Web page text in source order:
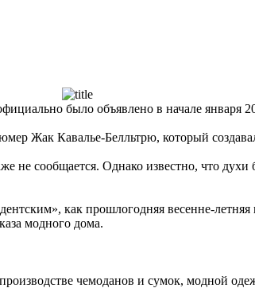
было объявлено в начале января
Жак Кавалье-Белльтрю, который
не сообщается. Однако известно, что
как прошлогодняя весенне-
модного дома.
чемоданов и сумок, модной